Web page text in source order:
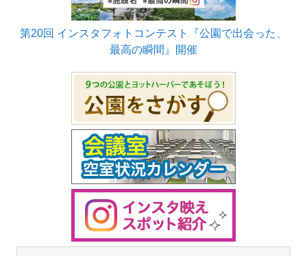
第20回 インスタフォトコンテスト『公園で出会った、
最高の瞬間』開催